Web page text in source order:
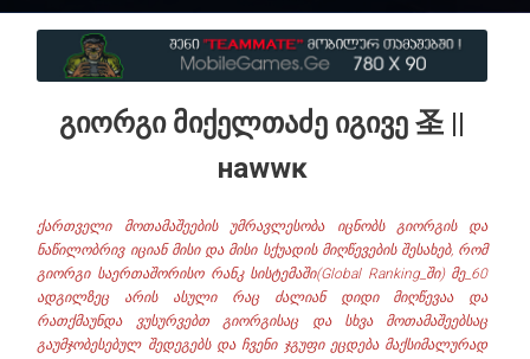
გიორგი მიქელთაძე იგივე 圣 ||
нawwĸ
ქართველი მოთამაშეების უმრავლესობა იცნობს გიორგის და
ნაწილობრივ იციან მისი და მისი სქუადის მიღწევების შესახებ, რომ
გიორგი საერთაშორისო რანკ სისტემაში(Global Ranking_ში) მე_60
ადგილზეც არის ასული რაც ძალიან დიდი მიღწევაა და
რათქმაუნდა ვუსურვებთ გიორგისაც და სხვა მოთამაშეებსაც
გაუმჯობესებულ შედეგებს და ჩვენი ჯგუფი ეცდება მაქსიმალურად